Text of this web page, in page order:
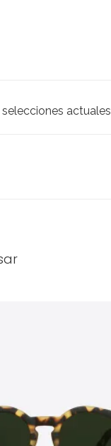
actuales